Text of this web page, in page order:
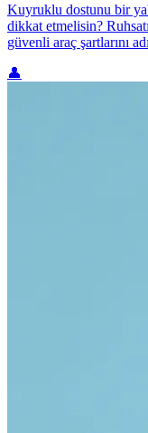
Kuyruklu dostunu bir
dikkat etmelisin?
güvenli araç şartlarını
👤